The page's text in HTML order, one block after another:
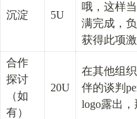
沉淀 5U
哦，这样
满完成，
获得此项
合作
探讨
（如
有）
20U
在其他组
伴的谈判
logo露出